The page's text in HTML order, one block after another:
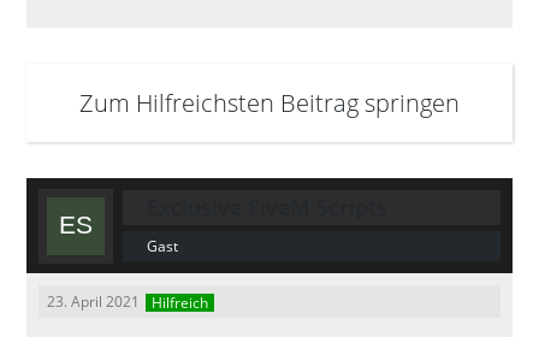
Zum Hilfreichsten Beitrag springen
Gast
23. April 2021 Hilfreich